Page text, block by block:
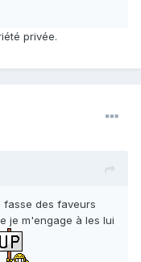
privée.
fasse des faveurs
je m'engage à les lui